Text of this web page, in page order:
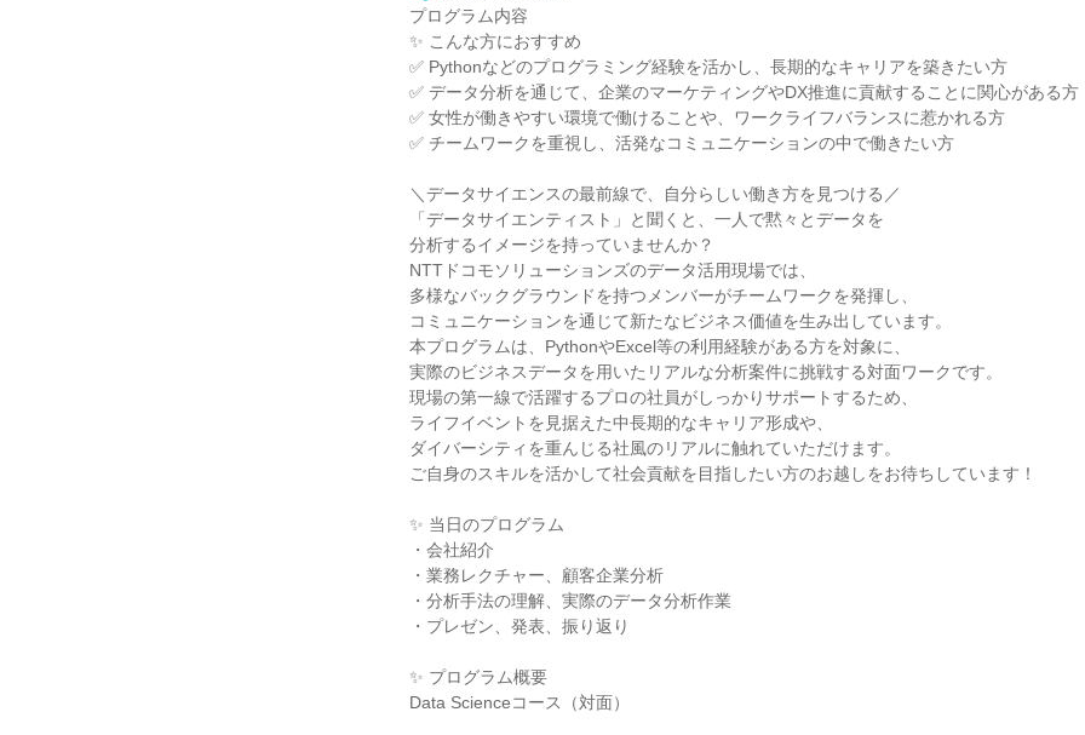
プログラム内容
✨ こんな方におすすめ
✅ Pythonなどのプログラミング経験を活かし、長期的なキャリアを築きたい方
✅ データ分析を通じて、企業のマーケティングやDX推進に貢献することに関心がある方
✅ 女性が働きやすい環境で働けることや、ワークライフバランスに惹かれる方
✅ チームワークを重視し、活発なコミュニケーションの中で働きたい方
＼データサイエンスの最前線で、自分らしい働き方を見つける／
「データサイエンティスト」と聞くと、一人で黙々とデータを
分析するイメージを持っていませんか？
NTTドコモソリューションズのデータ活用現場では、
多様なバックグラウンドを持つメンバーがチームワークを発揮し、
コミュニケーションを通じて新たなビジネス価値を生み出しています。
本プログラムは、PythonやExcel等の利用経験がある方を対象に、
実際のビジネスデータを用いたリアルな分析案件に挑戦する対面ワークです。
現場の第一線で活躍するプロの社員がしっかりサポートするため、
ライフイベントを見据えた中長期的なキャリア形成や、
ダイバーシティを重んじる社風のリアルに触れていただけます。
ご自身のスキルを活かして社会貢献を目指したい方のお越しをお待ちしています！
✨ 当日のプログラム
・会社紹介
・業務レクチャー、顧客企業分析
・分析手法の理解、実際のデータ分析作業
・プレゼン、発表、振り返り
✨ プログラム概要
Data Scienceコース（対面）